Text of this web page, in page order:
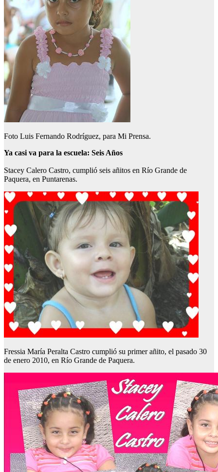
Foto Luis Fernando Rodríguez, para Mi Prensa.
Ya casi va para la escuela: Seis Años
Stacey Calero Castro, cumplió seis añitos en Río Grande de
Paquera, en Puntarenas.
Fressia María Peralta Castro cumplió su primer añito, el pasado 30
de enero 2010, en Río Grande de Paquera.